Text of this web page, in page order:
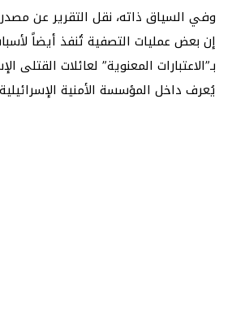
وفي السياق ذاته، نقل التقرير عن
إن بعض عمليات التصفية تُنفذ أيضاً
بـ”الاعتبارات المعنوية” لعائلات القتلى
يُعرف داخل المؤسسة الأمنية